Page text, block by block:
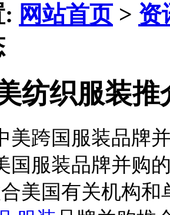
网站首页> 资
纺织服装推
美跨国服装品牌
国服装品牌并购
美国有关机构